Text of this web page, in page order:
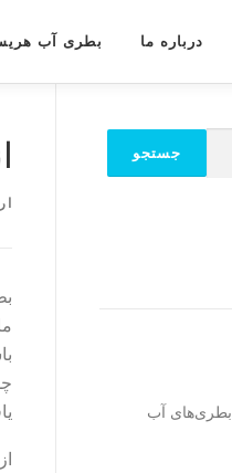
بطری آب درباره ما
بطری‌های آب